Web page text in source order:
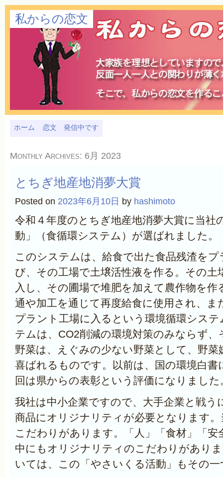
私からの恋文
ホーム 恋文 発信中です
Monthly Archives: 6月 2023
とちぎ地産地消夢大賞
Posted on 2023年6月10日 by hashimoto
令和４年度のとちぎ地産地消夢大賞に当社
動」（食循環システム）が選ばれました。
このシステムは、給食で出た食品残渣をプ
び、その工場で土壌活性液を作る。その土
入し、その圃場で堆肥を加えて農作物を作
通や加工を通じて再度給食に使用され、ま
プラント工場に入るという環境循環シス
テムは、CO2削減の環境対策のみならず
野菜は、えぐみの少ない野菜として、野
喜ばれるものです。以前は、国の環境白書
回は県からの表彰という評価になりました
我社は中小企業ですので、大手企業と戦う
商品にオリジナリティが必要となります
こだわりがあります。「人」「食材」「
中にもオリジナリティのこだわりがあり
いては、この「やさいくる活動」もその